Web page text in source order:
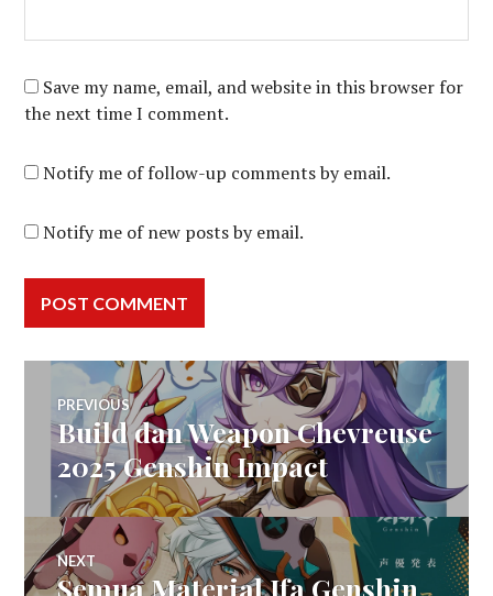
Save my name, email, and website in this browser for
the next time I comment.
Notify me of follow-up comments by email.
Notify me of new posts by email.
Post
navigation
PREVIOUS
Previous
post:
Build dan Weapon Chevreuse
2025 Genshin Impact
NEXT
Next
Semua Material Ifa Genshin